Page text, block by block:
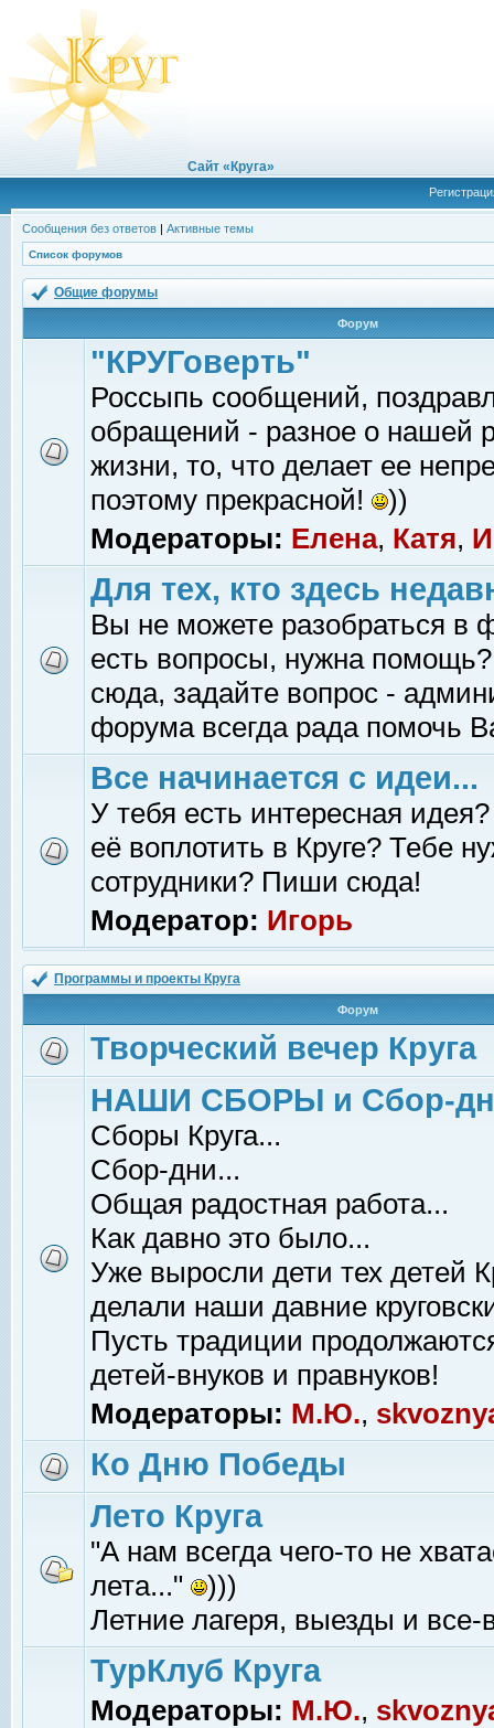
Сайт «Круга»
Сообщения без ответов | Активные темы
Список форумов
Общие форумы
Форум
"КРУГоверть"
Россыпь сообщений,
обращений - разное о нашей
жизни, то, что делает ее
поэтому прекрасной!
))
Модераторы: Елена, Катя,
Для тех, кто здесь
Вы не можете разобраться в
есть вопросы, нужна помощь?
сюда, задайте вопрос -
форума всегда рада помочь
Все начинается с идеи...
У тебя есть интересная
её воплотить в Круге? Тебе
сотрудники? Пиши сюда!
Модератор: Игорь
Программы и проекты Круга
Форум
Творческий вечер Круга
НАШИ СБОРЫ и Сбор-
Сборы Круга...
Сбор-дни...
Общая радостная работа...
Как давно это было...
Уже выросли дети тех детей
делали наши давние
Пусть традиции
детей-внуков и правнуков!
Модераторы: М.Ю.,
Ко Дню Победы
Лето Круга
"А нам всегда чего-то не
лета..."
)))
Летние лагеря, выезды и все-
ТурКлуб Круга
Модераторы: М.Ю.,